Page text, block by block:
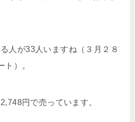
人が33人いますね（３月２８
ト）。
円で売っています。